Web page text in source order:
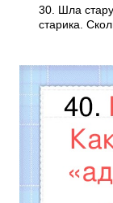
30. Шла
старика.